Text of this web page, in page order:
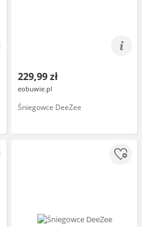
229,99 zł
eobuwie.pl
Śniegowce DeeZee